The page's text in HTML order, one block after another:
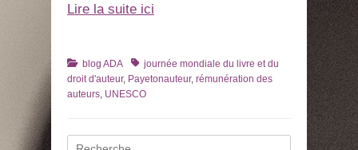
Lire la suite ici
Catégories
blog ADA Tagsjournée mondiale du livre et du
droit d'auteur, Payetonauteur, rémunération des
auteurs, UNESCO
Recherche